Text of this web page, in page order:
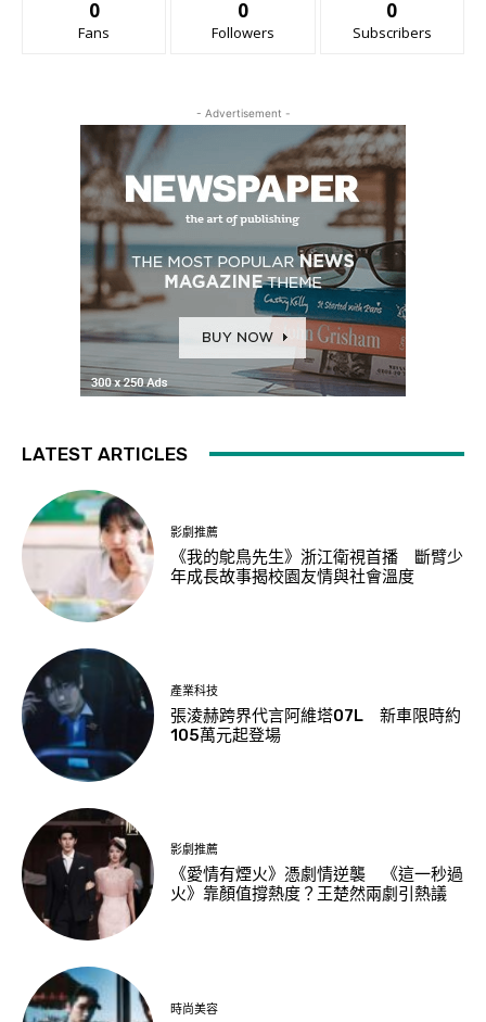
0
Fans
0
Followers
0
Subscribers
- Advertisement -
LATEST ARTICLES
影劇推薦
《我的鴕鳥先生》浙江衛視首播 斷臂少
年成長故事揭校園友情與社會溫度
產業科技
張淩赫跨界代言阿維塔07L 新車限時約
105萬元起登場
影劇推薦
《愛情有煙火》憑劇情逆襲 《這一秒過
火》靠顏值撐熱度？王楚然兩劇引熱議
時尚美容